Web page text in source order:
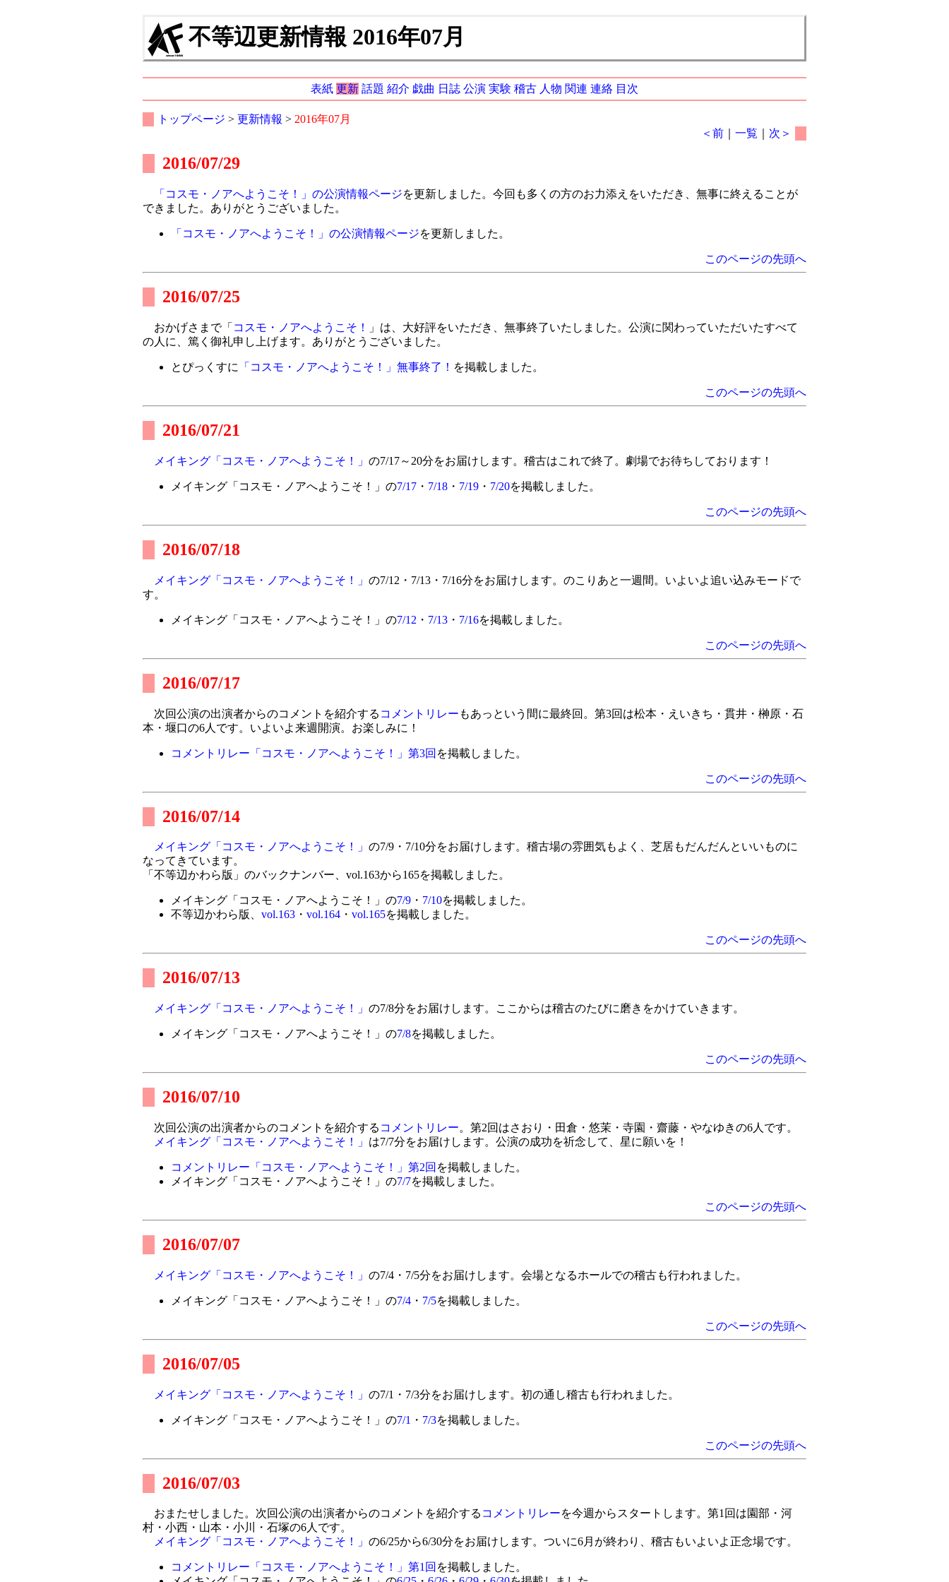
不等辺更新情報 2016年07月
表紙 更新 話題 紹介 戯曲 日誌 公演 実験 稽古 人物 関連 連絡 目次
トップページ > 更新情報 > 2016年07月
＜前 ｜一覧 次＞
2016/07/29
「コスモ・ノアへようこそ！」の公演情報ページを更新しました。今回も多くの方のお力添えをいただき、無事に終えることが
できました。ありがとうございました。
「コスモ・ノアへようこそ！」の公演情報ページを更新しました。
このページの先頭へ
2016/07/25
おかげさまで「 コスモ・ノアへようこそ！
」は、大好評をいただき、無事終了いたしました。公演に関わっていただいたすべて
の人に、篤く御礼申し上げます。ありがとうございました。
とぴっくすに 「コスモ・ノアへようこそ！」無事終了！ を掲載しました。
このページの先頭へ
2016/07/21
メイキング「コスモ・ノアへようこそ！」 の7/17～20分をお届けします。稽古はこれで終了。劇場でお待ちしております！
メイキング「コスモ・ノアへようこそ！」の7/17・ 7/18・ 7/19・ 7/20を掲載しました。
このページの先頭へ
2016/07/18
メイキング「コスモ・ノアへようこそ！」 の7/12・7/13・7/16分をお届けします。のこりあと一週間。いよいよ追い込みモードで
す。
メイキング「コスモ・ノアへようこそ！」の7/12 ・ 7/13・ 7/16を掲載しました。
このページの先頭へ
2016/07/17
次回公演の出演者からのコメントを紹介する コメントリレー もあっという間に最終回。第3回は松本・えいきち・貫井・榊原・石
本・堰口の6人です。いよいよ来週開演。お楽しみに！
コメントリレー「コスモ・ノアへようこそ！」第3回 を掲載しました。
このページの先頭へ
2016/07/14
メイキング「コスモ・ノアへようこそ！」 の7/9・7/10分をお届けします。稽古場の雰囲気もよく、芝居もだんだんといいものに
なってきています。
「不等辺かわら版」のバックナンバー、vol.163から165を掲載しました。
メイキング「コスモ・ノアへようこそ！」の7/9・ 7/10を掲載しました。
不等辺かわら版、 vol.163・ vol.164・ vol.165を掲載しました。
このページの先頭へ
2016/07/13
メイキング「コスモ・ノアへようこそ！」 の7/8分をお届けします。ここからは稽古のたびに磨きをかけていきます。
メイキング「コスモ・ノアへようこそ！」の7/8を掲載しました。
このページの先頭へ
2016/07/10
次回公演の出演者からのコメントを紹介する コメントリレー。第2回はさおり・田倉・悠茉・寺園・齋藤・やなゆきの6人です。
メイキング「コスモ・ノアへようこそ！」 は7/7分をお届けします。公演の成功を祈念して、星に願いを！
コメントリレー「コスモ・ノアへようこそ！」第2回 を掲載しました。
メイキング「コスモ・ノアへようこそ！」の7/7を掲載しました。
このページの先頭へ
2016/07/07
メイキング「コスモ・ノアへようこそ！」 の7/4・7/5分をお届けします。会場となるホールでの稽古も行われました。
メイキング「コスモ・ノアへようこそ！」の7/4・ 7/5を掲載しました。
このページの先頭へ
2016/07/05
メイキング「コスモ・ノアへようこそ！」 の7/1・7/3分をお届けします。初の通し稽古も行われました。
メイキング「コスモ・ノアへようこそ！」の7/1 ・ 7/3を掲載しました。
このページの先頭へ
2016/07/03
おまたせしました。次回公演の出演者からのコメントを紹介する コメントリレーを今週からスタートします。第1回は園部・河
村・小西・山本・小川・石塚の6人です。
メイキング「コスモ・ノアへようこそ！」 の6/25から6/30分をお届けします。ついに6月が終わり、稽古もいよいよ正念場です。
コメントリレー「コスモ・ノアへようこそ！」第1回 を掲載しました。